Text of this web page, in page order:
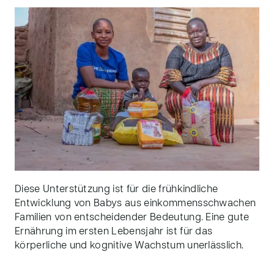
Diese Unterstützung ist für die frühkindliche
Entwicklung von Babys aus einkommensschwachen
Familien von entscheidender Bedeutung. Eine gute
Ernährung im ersten Lebensjahr ist für das
körperliche und kognitive Wachstum unerlässlich.